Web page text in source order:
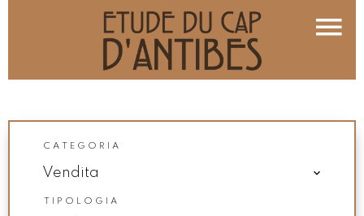
CATEGORIA
Vendita
TIPOLOGIA